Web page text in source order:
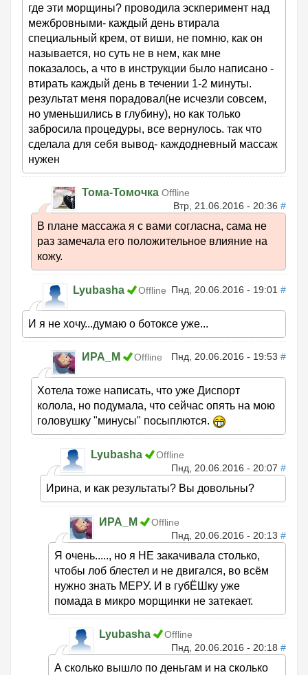
где эти морщины? проводила эскперимент над
межбровными- каждый день втирала
специальный крем, от виши, не помню, как он
называется, но суть не в нем, как мне
показалось, а что в инструкции было написано -
втирать каждый день в течении 1-2 минуты.
результат меня порадовал(не исчезли совсем,
но уменьшились в глубину), но как только
забросила процедуры, все вернулось. так что
сделала для себя вывод- каждодневный массаж
нужен
Тома-Томочка Offline
Втр, 21.06.2016 - 20:36 #
В плане массажа я с вами согласна, сама не
раз замечала его положительное влияние на
кожу.
Lyubasha Offline Пнд, 20.06.2016 - 19:01 #
И я не хочу...думаю о ботоксе уже...
ИРА_М Offline Пнд, 20.06.2016 - 19:53 #
Хотела тоже написать, что уже Диспорт
колола, но подумала, что сейчас опять на мою
головушку "минусы" посыплются.
Lyubasha
Offline
Пнд, 20.06.2016 - 20:07 #
Ирина, и как результаты? Вы довольны?
ИРА_М
Offline
Пнд, 20.06.2016 - 20:13 #
Я очень....., но я НЕ закачивала столько,
чтобы лоб блестел и не двигался, во всём
нужно знать МЕРУ. И в губЁШку уже
помада в микро морщинки не затекает.
Lyubasha
Offline
Пнд, 20.06.2016 - 20:18 #
А сколько вышло по деньгам и на сколько